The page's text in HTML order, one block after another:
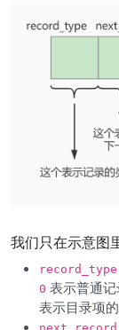
我们只在示意图
record_type
0 表示普通记
表示目录项